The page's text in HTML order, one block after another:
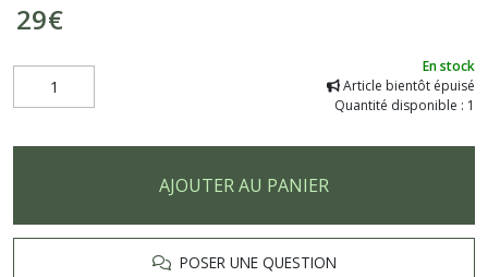
29€
En stock
Article bientôt épuisé
Quantité disponible : 1
AJOUTER AU PANIER
POSER UNE QUESTION